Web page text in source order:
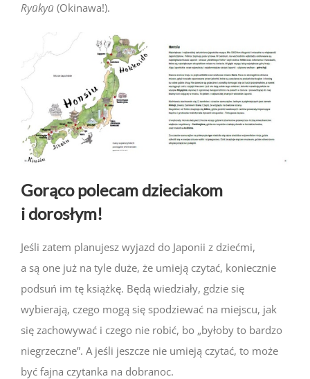
Ryūkyū (Okinawa!).
Gorąco polecam dzieciakom
i dorosłym!
Jeśli zatem planujesz wyjazd do Japonii z dziećmi,
a są one już na tyle duże, że umieją czytać, koniecznie
podsuń im tę książkę. Będą wiedziały, gdzie się
wybierają, czego mogą się spodziewać na miejscu, jak
się zachowywać i czego nie robić, bo „byłoby to bardzo
niegrzeczne”. A jeśli jeszcze nie umieją czytać, to może
być fajna czytanka na dobranoc.